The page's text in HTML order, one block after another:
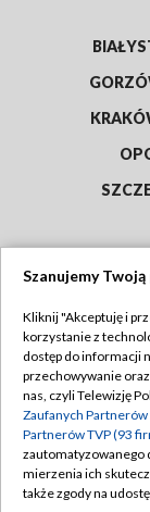
Abonament
Emisja w TVP
Centrum
Naziemna
Szanujemy
Kliknij "Akceptuję i
korzystanie z
dostęp do informacji
przechowywanie
nas, czyli Telewizję
Zaufanych
Partnerów TVP (93
zautomatyzowanego
mierzenia ich
także zgody na